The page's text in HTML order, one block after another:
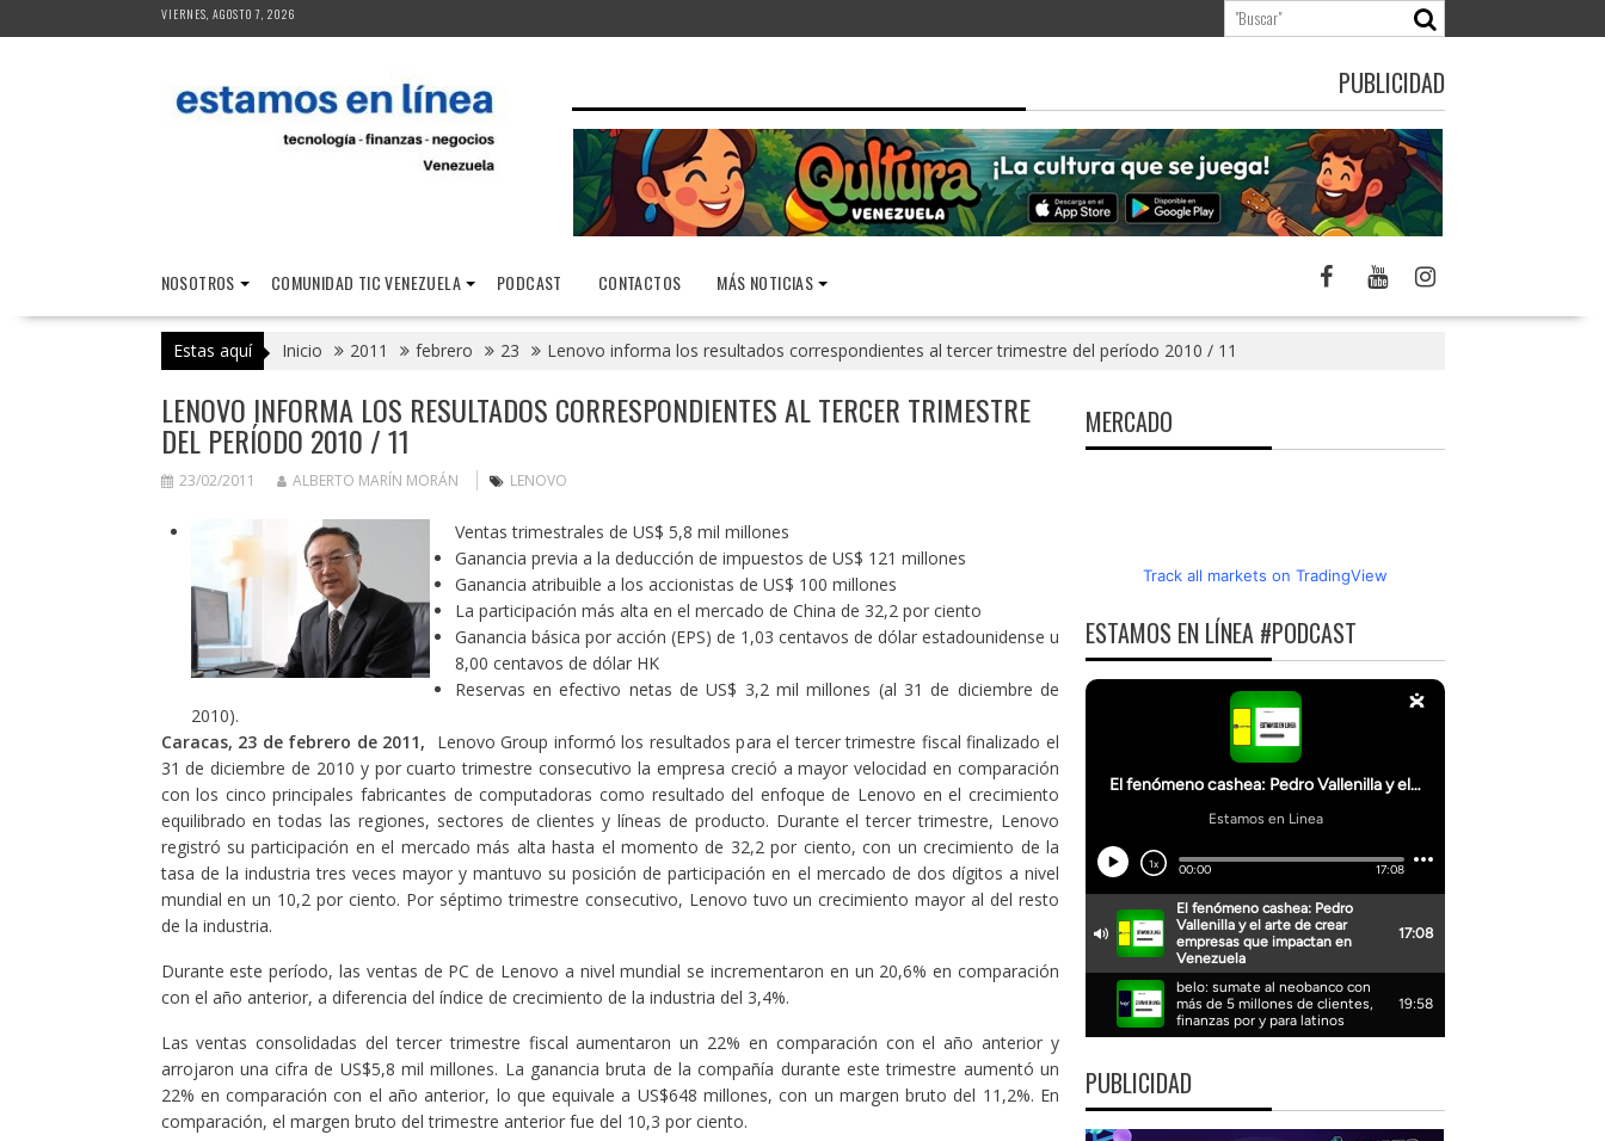
al
VIERNES, AGOSTO 7, 2026
PUBLICIDAD
NOSOTROS COMUNIDAD TIC VENEZUELA PODCAST CONTACTOS MÁS NOTICIAS
Estas aquí Inicio 2011 febrero 23 Lenovo informa los resultados correspondientes al tercer trimestre del período 2010 / 11
LENOVO INFORMA LOS RESULTADOS CORRESPONDIENTES AL TERCER TRIMESTRE
DEL PERÍODO 2010 / 11
23/02/2011 ALBERTO MARÍN MORÁN LENOVO
Ventas trimestrales de US$ 5,8 mil millones
Ganancia previa a la deducción de impuestos de US$ 121 millones
Ganancia atribuible a los accionistas de US$ 100 millones
La participación más alta en el mercado de China de 32,2 por ciento
Ganancia básica por acción (EPS) de 1,03 centavos de dólar estadounidense u
8,00 centavos de dólar HK
Reservas en efectivo netas de US$ 3,2 mil millones (al 31 de diciembre de
2010).
Caracas, 23 de febrero de 2011,
Lenovo Group informó los resultados para el tercer trimestre fiscal finalizado el
31 de diciembre de 2010 y por cuarto trimestre consecutivo la empresa creció a mayor velocidad en comparación
con los cinco principales fabricantes de computadoras como resultado del enfoque de Lenovo en el crecimiento
equilibrado en todas las regiones, sectores de clientes y líneas de producto. Durante el tercer trimestre, Lenovo
registró su participación en el mercado más alta hasta el momento de 32,2 por ciento, con un crecimiento de la
tasa de la industria tres veces mayor y mantuvo su posición de participación en el mercado de dos dígitos a nivel
mundial en un 10,2 por ciento. Por séptimo trimestre consecutivo, Lenovo tuvo un crecimiento mayor al del resto
de la industria.
Durante este período, las ventas de PC de Lenovo a nivel mundial se incrementaron en un 20,6% en comparación
con el año anterior, a diferencia del índice de crecimiento de la industria del 3,4%.
Las ventas consolidadas del tercer trimestre fiscal aumentaron un 22% en comparación con el año anterior y
arrojaron una cifra de US$5,8 mil millones. La ganancia bruta de la compañía durante este trimestre aumentó un
22% en comparación con el año anterior, lo que equivale a US$648 millones, con un margen bruto del 11,2%. En
comparación, el margen bruto del trimestre anterior fue del 10,3 por ciento.
MERCADO
Track all markets on TradingView
ESTAMOS EN LÍNEA #PODCAST
PUBLICIDAD